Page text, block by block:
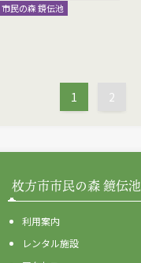
市民の森 鏡伝池
1 2
枚方市市民の森 鏡伝池
利用案内
レンタル施設